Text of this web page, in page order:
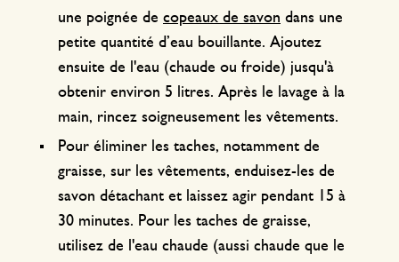
une poignée de copeaux de savon dans une
petite quantité d’eau bouillante. Ajoutez
ensuite de l'eau (chaude ou froide) jusqu'à
obtenir environ 5 litres. Après le lavage à la
main, rincez soigneusement les vêtements.
Pour éliminer les taches, notamment de
graisse, sur les vêtements, enduisez-les de
savon détachant et laissez agir pendant 15 à
30 minutes. Pour les taches de graisse,
utilisez de l'eau chaude (aussi chaude que le